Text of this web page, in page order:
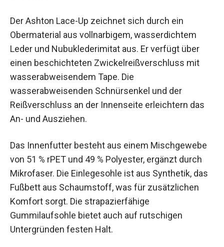
Der Ashton Lace-Up zeichnet sich durch ein
Obermaterial aus vollnarbigem, wasserdichtem
Leder und Nubuklederimitat aus. Er verfügt über
einen beschichteten Zwickelreißverschluss mit
wasserabweisendem Tape. Die
wasserabweisenden Schnürsenkel und der
Reißverschluss an der Innenseite erleichtern das
Das Innenfutter besteht aus einem
Mischgewebe von 51 % rPET und 49 % Polyester,
ergänzt durch Mikrofaser. Die Einlegesohle ist
aus Synthetik, das Fußbett aus Schaumstoff, was
für zusätzlichen Komfort sorgt. Die
strapazierfähige Gummilaufsohle bietet auch auf
rutschigen Untergründen festen Halt.